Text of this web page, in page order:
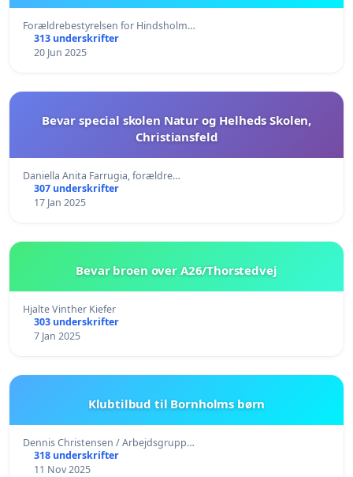
Forældrebestyrelsen for Hindsholm…
313 underskrifter
20 Jun 2025
Bevar special skolen Natur og Helheds Skolen,
Christiansfeld
Daniella Anita Farrugia, forældre…
307 underskrifter
17 Jan 2025
Bevar broen over A26/Thorstedvej
Hjalte Vinther Kiefer
303 underskrifter
7 Jan 2025
Klubtilbud til Bornholms børn
Dennis Christensen / Arbejdsgrupp…
318 underskrifter
11 Nov 2025